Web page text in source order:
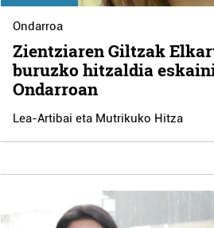
Ondarroa
Zientziaren Giltzak
buruzko hitzaldia
Ondarroan
Lea-Artibai eta Mutrikuko Hitza